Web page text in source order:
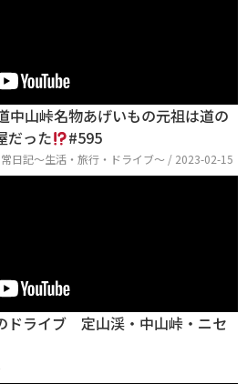
中山峠名物あげいもの元祖は道の
だった
#595
日記〜生活・旅行・ドライブ〜 / 2023-02-15
ドライブ 定山渓・中山峠・ニセ